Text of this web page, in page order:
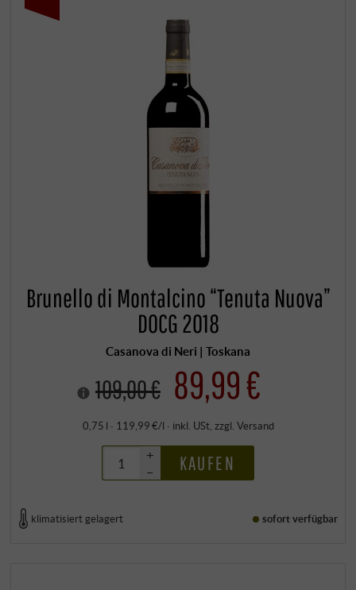
Brunello di Montalcino “Tenuta Nuova”
DOCG 2018
Casanova di Neri | Toskana
109,00 € 89,99 €
0,75 l · 119,99 €/l · inkl. USt, zzgl. Versand
+
–
KAUFEN
klimatisiert gelagert sofort verfügbar